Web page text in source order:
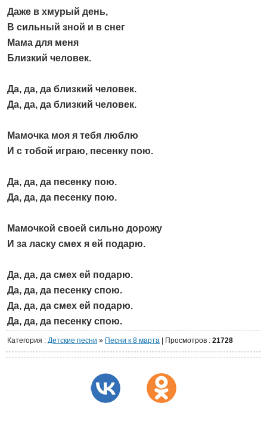
Даже в хмурый день,
В сильный зной и в снег
Мама для меня
Близкий человек.
Да, да, да близкий человек.
Да, да, да близкий человек.
Мамочка моя я тебя люблю
И с тобой играю, песенку пою.
Да, да, да песенку пою.
Да, да, да песенку пою.
Мамочкой своей сильно дорожу
И за ласку смех я ей подарю.
Да, да, да смех ей подарю.
Да, да, да песенку спою.
Да, да, да смех ей подарю.
Да, да, да песенку спою.
Категория : Детские песни » Песни к 8 марта Просмотров : 21728